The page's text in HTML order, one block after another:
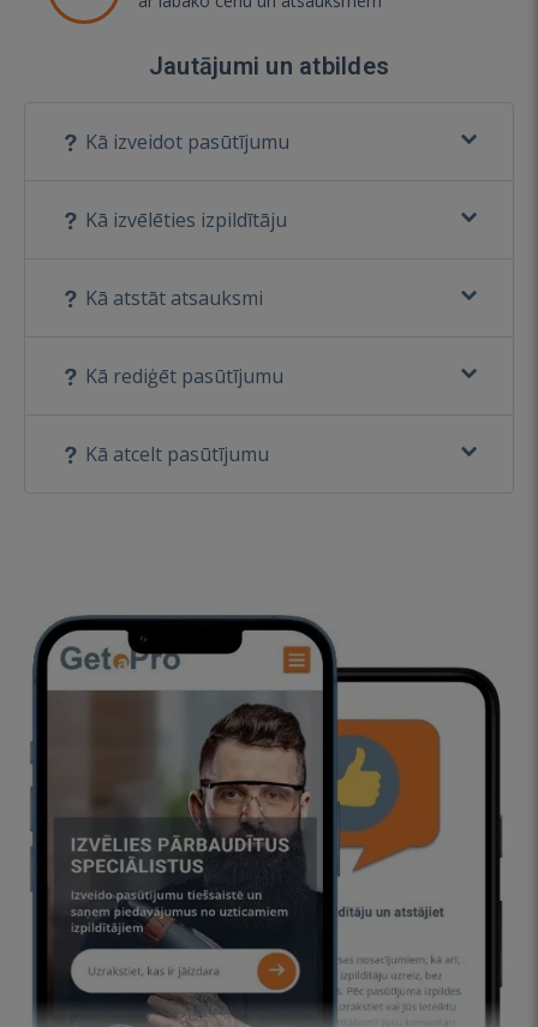
Jautājumi un atbildes
Kā izveidot pasūtījumu
Kā izvēlēties izpildītāju
Kā atstāt atsauksmi
Kā rediģēt pasūtījumu
Kā atcelt pasūtījumu